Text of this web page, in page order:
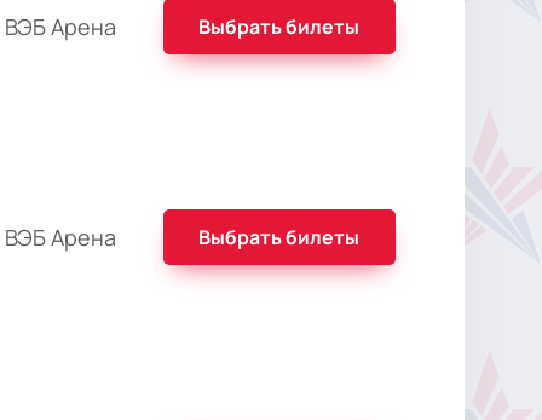
Арена Выбрать билеты
Арена Выбрать билеты